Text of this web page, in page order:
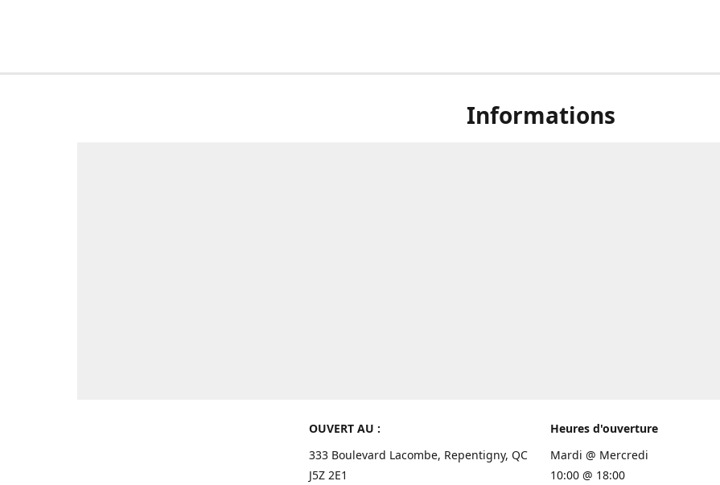
Informations
OUVERT AU :
333 Boulevard Lacombe, Repentigny, QC
J5Z 2E1
Heures d'ouverture
Mardi @ Mercredi
10:00 @ 18:00